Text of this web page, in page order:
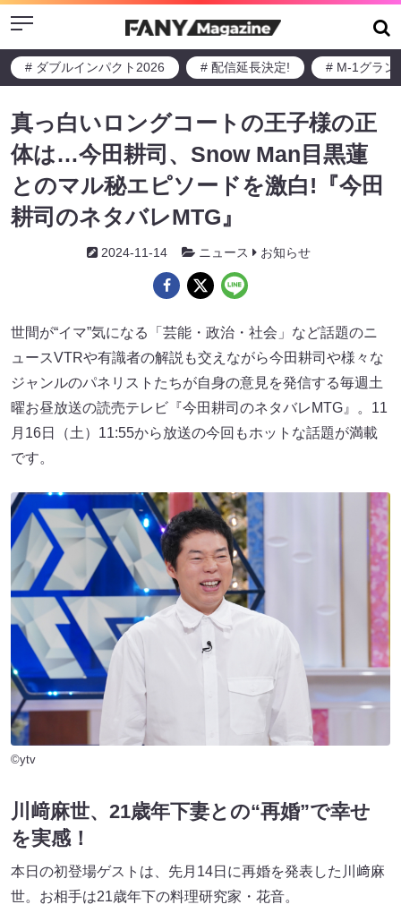
Menu
# ダブルインパクト2026 # 配信延長決定! # M-1グラン
真っ白いロングコートの王子様の正
体は…今田耕司、Snow Man目黒蓮
とのマル秘エピソードを激白!『今田
耕司のネタバレMTG』
2024-11-14 ニュース お知らせ
世間が“イマ”気になる「芸能・政治・社会」など話題のニ
ュースVTRや有識者の解説も交えながら今田耕司や様々な
ジャンルのパネリストたちが自身の意見を発信する毎週土
曜お昼放送の読売テレビ『今田耕司のネタバレMTG』。11
月16日（土）11:55から放送の今回もホットな話題が満載
です。
©ytv
川﨑麻世、21歳年下妻との“再婚”で幸せ
を実感！
本日の初登場ゲストは、先月14日に再婚を発表した川﨑麻
世。お相手は21歳年下の料理研究家・花音。